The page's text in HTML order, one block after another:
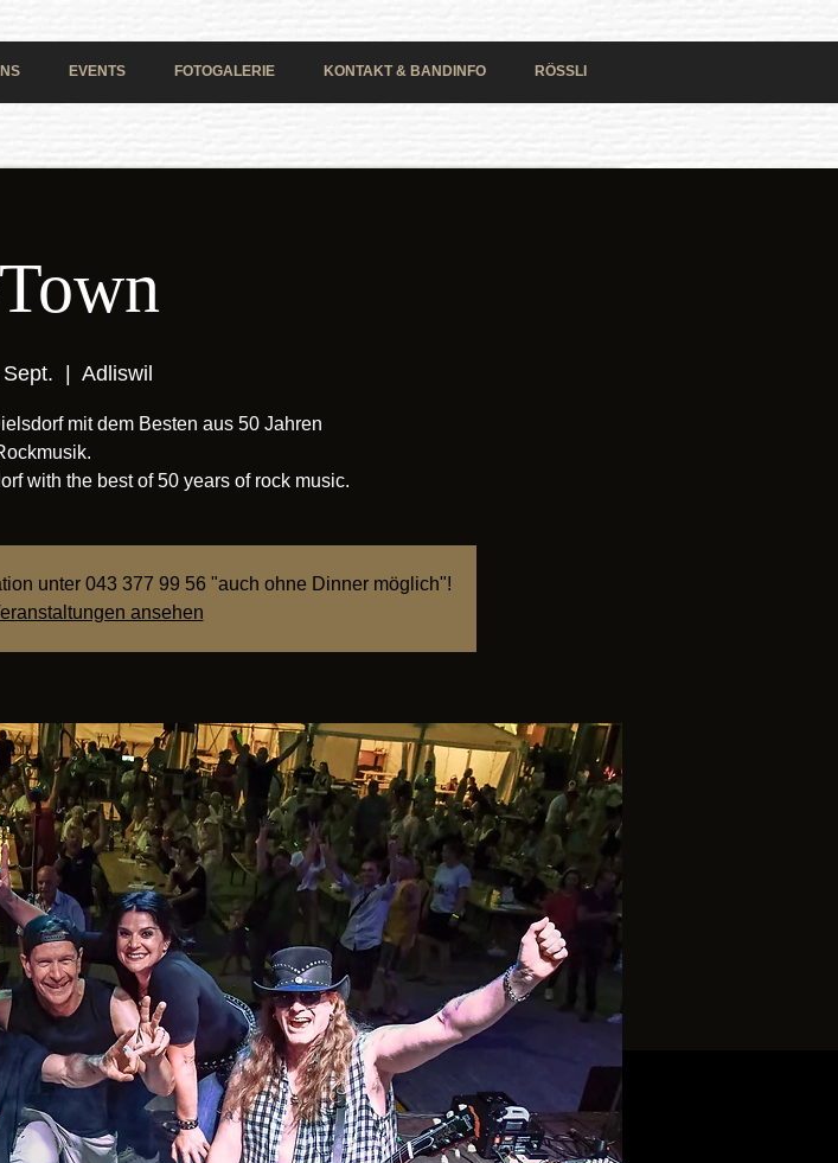
EVENTS FOTOGALERIE KONTAKT & BANDINFO RÖSSLI
Adliswil
mit dem Besten aus 50 Jahren
with the best of 50 years of rock music.
unter 043 377 99 56 "auch ohne Dinner möglich"!
ansehen